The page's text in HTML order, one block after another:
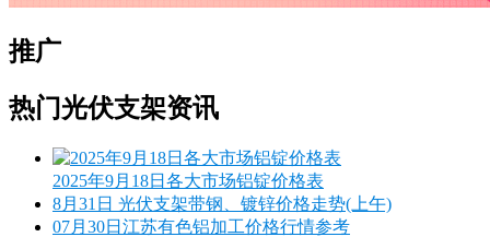
推广
热门光伏支架资讯
2025年9月18日各大市场铝锭价格表
8月31日 光伏支架带钢、镀锌价格走势(上午)
07月30日江苏有色铝加工价格行情参考